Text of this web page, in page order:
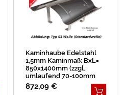
Kaminhaube Edelstahl
1,5mm Kaminmaß: BxL=
850x1400mm (zzgl.
umlaufend 70-100mm
Überstand)
872,09 €